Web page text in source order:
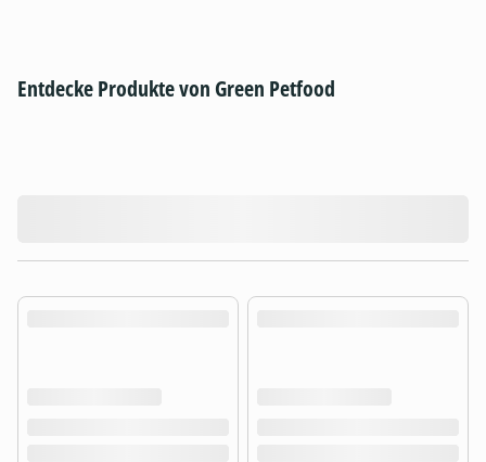
Entdecke Produkte von Green Petfood